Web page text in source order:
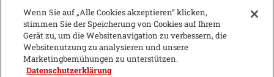
Feuchtigkeit setzen vor
allem älteren Geräten so zu,
dass der Anlasser nicht
genug Energie bekommt. Laut ADAC kann jedoch in den
meisten Fällen der defekte Akku leicht wiederbelebt werden -
wenn ein Überbrückungskabel und ein intaktes
Wenn Sie auf „Alle Cookies akzeptieren“ klicken,
stimmen Sie der Speicherung von Cookies auf Ihrem
Gerät zu, um die Websitenavigation zu verbessern, die
Websitenutzung zu analysieren und unsere
Marketingbemühungen zu unterstützen.
Datenschutzerklärung